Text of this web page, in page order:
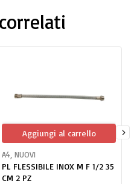
Aggiungi al carrello
A4, NUOVI
PL FLESSIBILE INOX M F 1/2 35
CM 2 PZ